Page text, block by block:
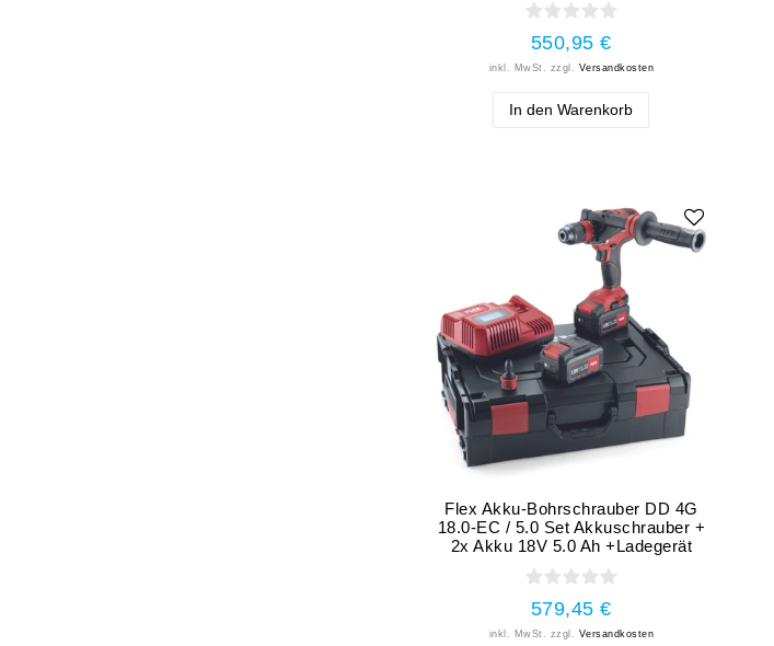
550,95 €
inkl. MwSt. zzgl. Versandkosten
In den Warenkorb
Flex Akku-Bohrschrauber DD 4G
18.0-EC / 5.0 Set Akkuschrauber +
2x Akku 18V 5.0 Ah +Ladegerät
579,45 €
inkl. MwSt. zzgl. Versandkosten